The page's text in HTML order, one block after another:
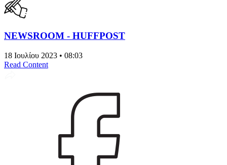
NEWSROOM - HUFFPOST
18 Ιουλίου 2023 • 08:03
Read Content